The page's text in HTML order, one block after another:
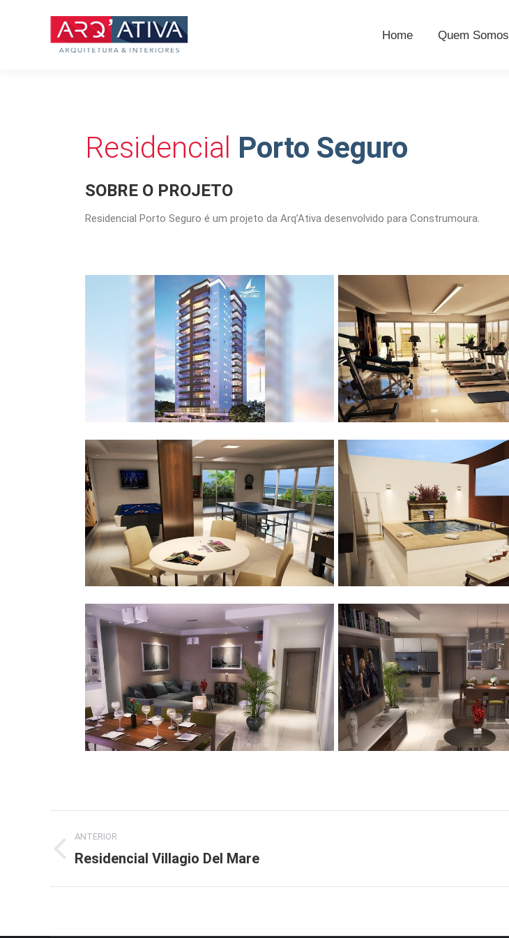
Home Quem Somos
Residencial Porto Seguro
SOBRE O PROJETO
Residencial Porto Seguro é um projeto da Arq’Ativa desenvolvido para Construmoura.
ANTERIOR
Residencial Villagio Del Mare